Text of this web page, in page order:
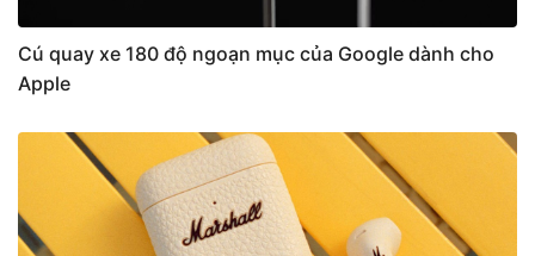
Cú quay xe 180 độ ngoạn mục của Google dành cho
Apple